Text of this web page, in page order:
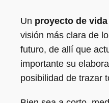
Un proyecto de vida
visión más clara de
futuro, de allí que
importante su
posibilidad de trazar